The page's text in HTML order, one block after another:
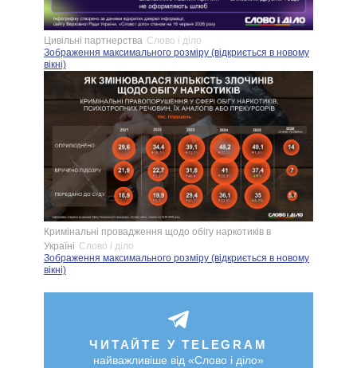
Цивільні партнерства Слово і діло
Зображення максимального розміру (відкриється в новому
вікні)
Кримінальні провадження щодо обігу наркотиків в
Україні Слово і діло
Зображення максимального розміру (відкриється в новому
вікні)
ЧИТАЙТЕ У TELEGRAM
найважливіше від «Слово і діло»